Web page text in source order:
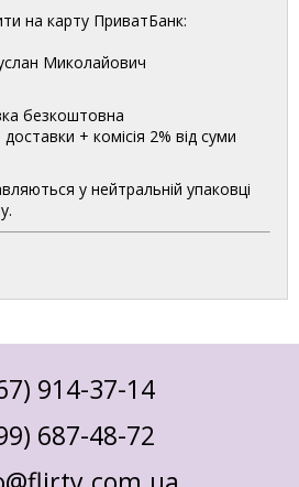
на карту ПриватБанк:
Миколайович
безкоштовна
+ комісія 2% від суми
у нейтральній упаковці
914-37-14
687-48-72